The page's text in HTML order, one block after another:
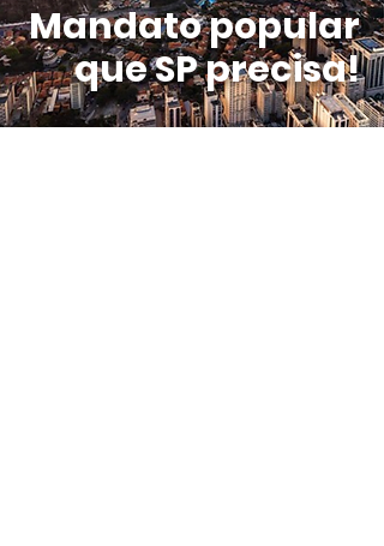
Mandato popular
que SP precisa!